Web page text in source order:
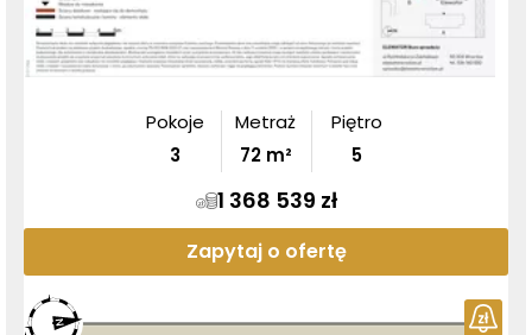
Pokoje
3
Metraż
72m²
Piętro
5
1 368 539 zł
Zapytaj o ofertę